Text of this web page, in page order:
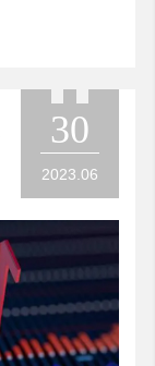
30
2023.06